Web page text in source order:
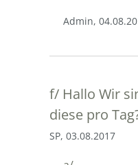
Admin,
f/ Hallo Wir
diese pro
SP, 03.08.2017